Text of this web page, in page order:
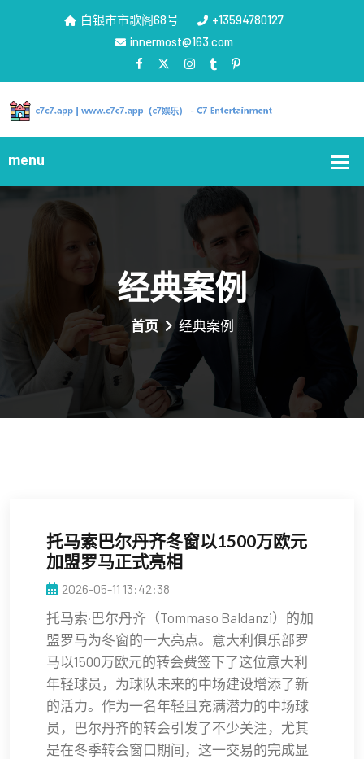
白银市市歌阁68号
+13594780127
innermost@163.com
经典案例
首页 经典案例
托马索巴尔丹齐冬窗以1500万欧元
加盟罗马正式亮相
2026-05-11 13:42:38
托马索·巴尔丹齐（Tommaso Baldanzi）的加
盟罗马为冬窗的一大亮点。意大利俱乐部罗
马以1500万欧元的转会费签下了这位意大利
年轻球员，为球队未来的中场建设增添了新
的活力。作为一名年轻且充满潜力的中场球
员，巴尔丹齐的转会引发了不少关注，尤其
是在冬季转会窗口期间，这一交易的完成显